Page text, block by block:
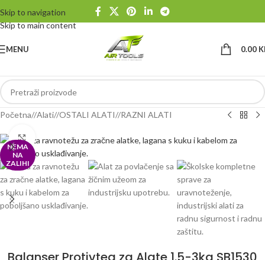
Skip to navigation
Skip to main content
MENU 0.00
Početna/ Alati/ OSTALI ALATI/ RAZNI ALATI
NEMA
NA
ZALIHI
Klikni da uvećaš